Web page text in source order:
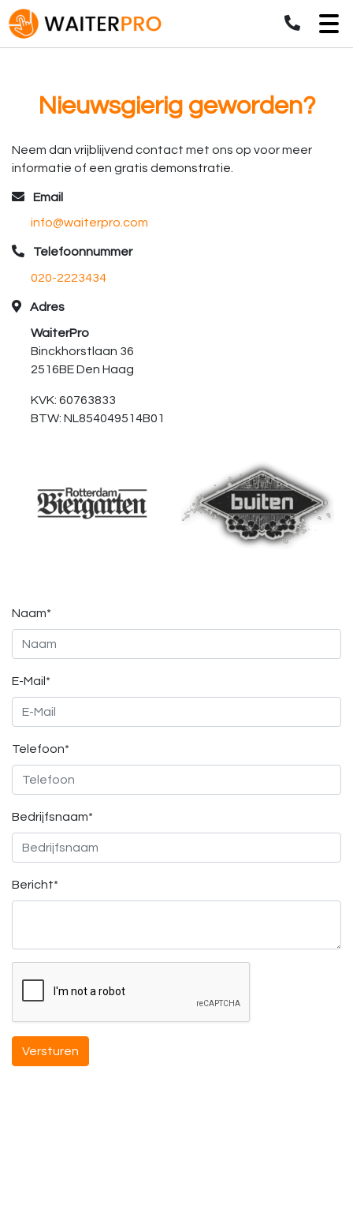
Nieuwsgierig geworden?
Naam*
E-Mail*
Telefoon*
Bedrijfsnaam*
Bericht*
Neem dan vrijblijvend contact met ons op voor meer
informatie of een gratis demonstratie.
Email
info@waiterpro.com
Telefoonnummer
020-2223434
Adres
WaiterPro
Binckhorstlaan 36
2516BE Den Haag
KVK: 60763833
BTW: NL854049514B01